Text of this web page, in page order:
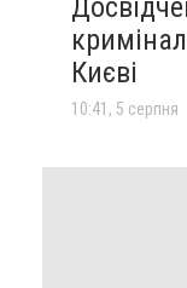
Києві
10:41, 5 серпня